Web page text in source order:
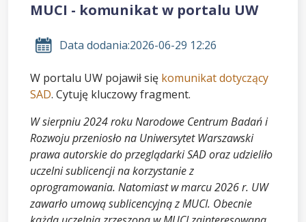
MUCI - komunikat w portalu UW
Data dodania:2026-06-29 12:26
W portalu UW pojawił się komunikat dotyczący
SAD. Cytuję kluczowy fragment.
W sierpniu 2024 roku Narodowe Centrum Badań i
Rozwoju przeniosło na Uniwersytet Warszawski
prawa autorskie do przeglądarki SAD oraz udzieliło
uczelni sublicencji na korzystanie z
oprogramowania. Natomiast w marcu 2026 r. UW
zawarło umową sublicencyjną z MUCI. Obecnie